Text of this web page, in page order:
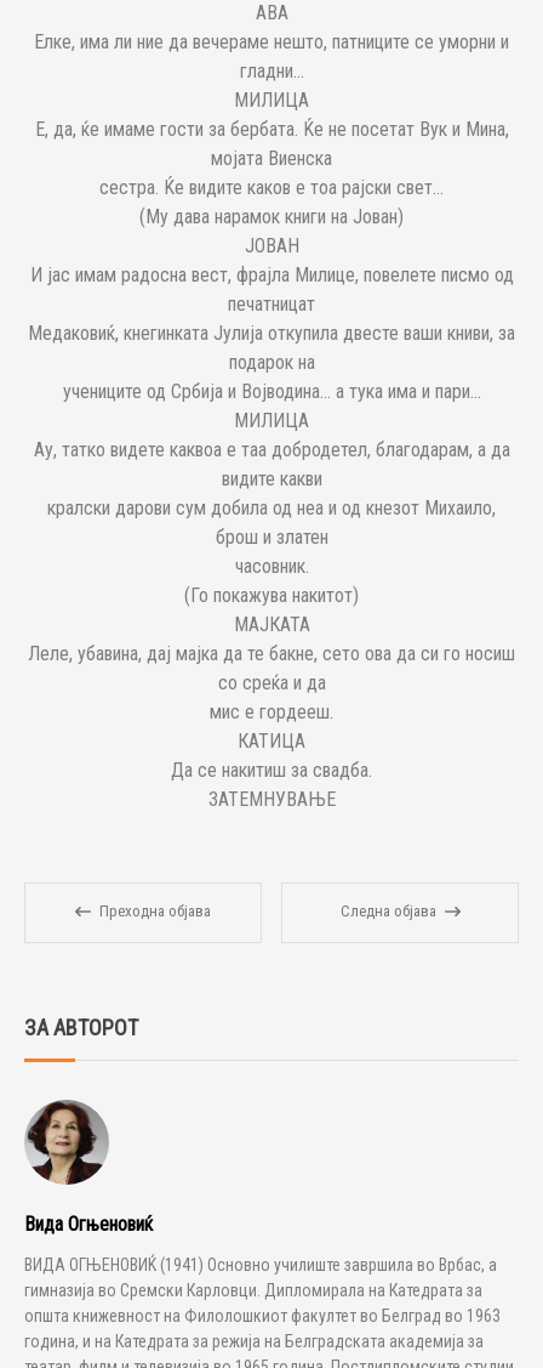
АВА
Елке, има ли ние да вечераме нешто, патниците се уморни и
гладни...
МИЛИЦА
Е, да, ќе имаме гости за бербата. Ќе не посетат Вук и Мина,
мојата Виенска
сестра. Ќе видите каков е тоа рајски свет...
(Му дава нарамок книги на Јован)
ЈОВАН
И јас имам радосна вест, фрајла Милице, повелете писмо од
печатницат
Медаковиќ, кнегинката Јулија откупила двесте ваши книви, за
подарок на
учениците од Србија и Војводина... а тука има и пари...
МИЛИЦА
Ау, татко видете каквоа е таа добродетел, благодарам, а да
видите какви
кралски дарови сум добила од неа и од кнезот Михаило,
брош и златен
часовник.
(Го покажува накитот)
МАЈКАТА
Леле, убавина, дај мајка да те бакне, сето ова да си го носиш
со среќа и да
мис е гордееш.
КАТИЦА
Да се накитиш за свадба.
ЗАТЕМНУВАЊЕ
Преходна објава Следна објава
ЗА АВТОРОТ
Вида Огњеновиќ
ВИДА ОГЊЕНОВИЌ (1941) Основно училиште завршила во Врбас, а
гимназија во Сремски Карловци. Дипломирала на Катедрата за
општа книжевност на Филолошкиот факултет во Белград во 1963
година, и на Катедрата за режија на Белградската академија за